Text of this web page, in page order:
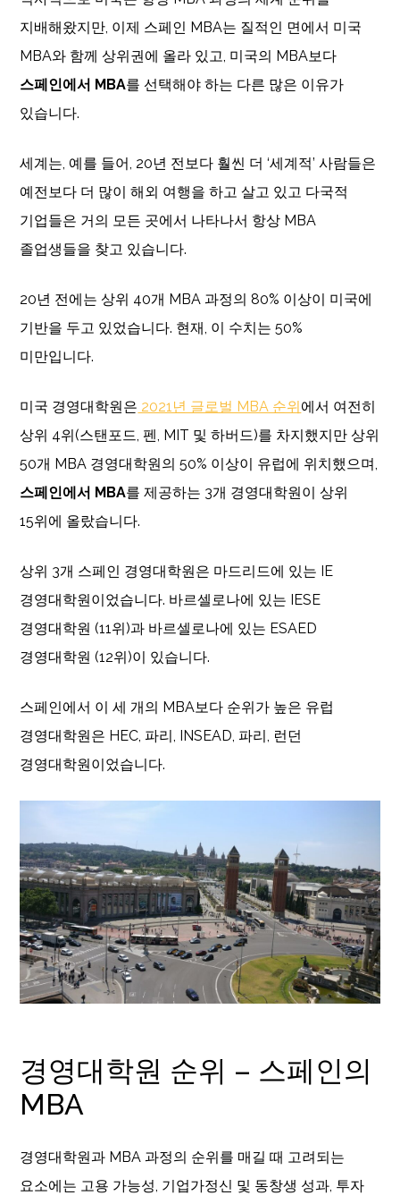
지배해왔지만, 이제 스페인 MBA는 질적인 면에서 미국
MBA와 함께 상위권에 올라 있고, 미국의 MBA보다
스페인에서 MBA를 선택해야 하는 다른 많은 이유가
있습니다.
세계는, 예를 들어, 20년 전보다 훨씬 더 ‘세계적’ 사람들은
예전보다 더 많이 해외 여행을 하고 살고 있고 다국적
기업들은 거의 모든 곳에서 나타나서 항상 MBA
졸업생들을 찾고 있습니다.
20년 전에는 상위 40개 MBA 과정의 80% 이상이 미국에
기반을 두고 있었습니다. 현재, 이 수치는 50%
미만입니다.
미국 경영대학원은 2021년 글로벌 MBA 순위에서 여전히
상위 4위(스탠포드, 펜, MIT 및 하버드)를 차지했지만 상위
50개 MBA 경영대학원의 50% 이상이 유럽에 위치했으며,
스페인에서 MBA를 제공하는 3개 경영대학원이 상위
15위에 올랐습니다.
상위 3개 스페인 경영대학원은 마드리드에 있는 IE
경영대학원이었습니다. 바르셀로나에 있는 IESE
경영대학원 (11위)과 바르셀로나에 있는 ESAED
경영대학원 (12위)이 있습니다.
스페인에서 이 세 개의 MBA보다 순위가 높은 유럽
경영대학원은 HEC, 파리, INSEAD, 파리, 런던
경영대학원이었습니다.
경영대학원 순위 – 스페인의
MBA
경영대학원과 MBA 과정의 순위를 매길 때 고려되는
요소에는 고용 가능성, 기업가정신 및 동창생 성과, 투자